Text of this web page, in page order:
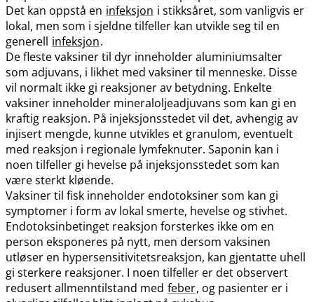
Det kan oppstå en infeksjon i stikksåret, som vanligvis er
lokal, men som i sjeldne tilfeller kan utvikle seg til en
generell infeksjon.
De fleste vaksiner til dyr inneholder aluminiumsalter
som adjuvans, i likhet med vaksiner til menneske. Disse
vil normalt ikke gi reaksjoner av betydning. Enkelte
vaksiner inneholder mineraloljeadjuvans som kan gi en
kraftig reaksjon. På injeksjonsstedet vil det, avhengig av
injisert mengde, kunne utvikles et granulom, eventuelt
med reaksjon i regionale lymfeknuter. Saponin kan i
noen tilfeller gi hevelse på injeksjonsstedet som kan
være sterkt kløende.
Vaksiner til fisk inneholder endotoksiner som kan gi
symptomer i form av lokal smerte, hevelse og stivhet.
Endotoksinbetinget reaksjon forsterkes ikke om en
person eksponeres på nytt, men dersom vaksinen
utløser en hypersensitivitetsreaksjon, kan gjentatte uhell
gi sterkere reaksjoner. I noen tilfeller er det observert
redusert allmenntilstand med feber, og pasienter er i